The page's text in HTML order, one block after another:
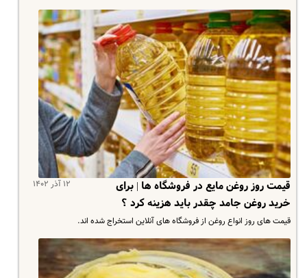
۱۲ آذر ۱۴۰۲
قیمت روز روغن مایع در فروشگاه ها | برای
خرید روغن جامد چقدر باید هزینه کرد ؟
قیمت های روز انواع روغن از فروشگاه های آنلاین استخراج شده اند.